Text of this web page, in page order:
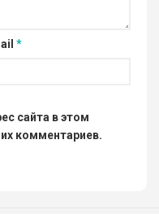
*
сайта в этом
комментариев.